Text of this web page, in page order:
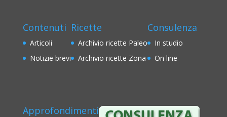
Contenuti
Articoli
Notizie brevi
Ricette
Archivio ricette Paleo
Archivio ricette Zona
Consulenza
In studio
On line
Approfondimenti